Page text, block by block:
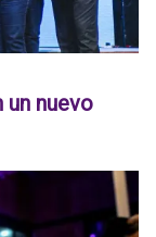
un nuevo